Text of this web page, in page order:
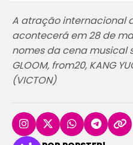
A atração internacional
acontecerá em 28 de
nomes da cena musical
GLOOM, from20, KANG
(VICTON)